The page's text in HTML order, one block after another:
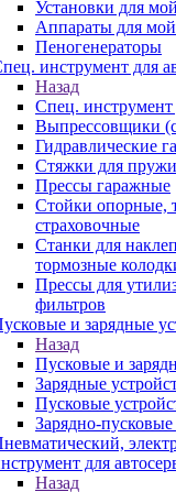
Установки для
Аппараты для
Пеногенераторы
инструмент для
Назад
Спец. инструмент
Выпрессовщики
Гидравлические
Стяжки для
Прессы гаражные
Стойки опорные,
страховочные
Станки для
тормозные
Прессы для
фильтров
и зарядные
Назад
Пусковые и
Зарядные
Пусковые
Зарядно-пусковые
для
Назад